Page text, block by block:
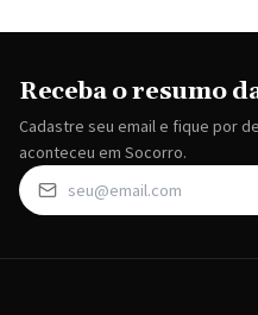
Receba o resumo
Cadastre seu email e fique por
aconteceu em Socorro.